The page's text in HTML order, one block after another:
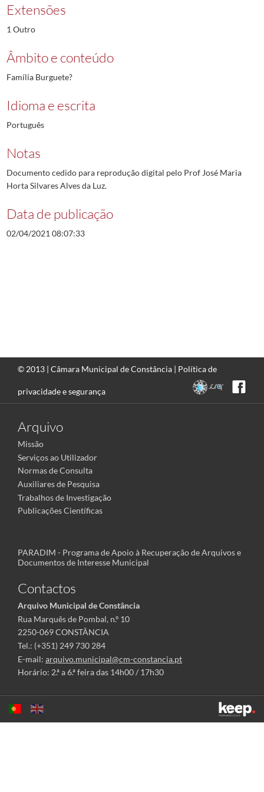
Extensões
1 Outro
Âmbito e conteúdo
Família Burguete?
Idioma e escrita
Português
Notas
Documento cedido para reprodução digital pelo Prof José Maria
Horta Silvares Alves da Luz.
Data de publicação
02/04/2021 08:07:33
© 2013 | Câmara Municipal de Constância | Política de
privacidade e segurança
Arquivo
Missão
Serviços ao Utilizador
Normas de Consulta
Auxiliares de Pesquisa
Trabalhos de Investigação
Publicações Científicas
PARADIM - Programa de Apoio à Recuperação de Arquivos e
Documentos de Interesse Municipal
Contactos
Arquivo Municipal de Constância
Rua Marquês de Pombal, n.º 10
2250-069 CONSTÂNCIA
Tel.: (+351) 249 730 284
E-mail: arquivo.municipal@cm-constancia.pt
Horário: 2.ª a 6.ª feira das 14h00 / 17h30